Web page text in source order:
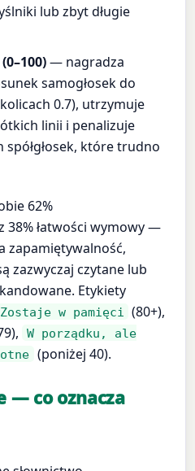
lub zbyt długie
— nagradza
samogłosek do
0.7), utrzymuje
linii i penalizuje
spółgłosek, które trudno
62%
38% łatwości wymowy —
zapamiętywalność,
zazwyczaj czytane lub
Etykiety
Zostaje w pamięci (80+),
W porządku, ale
(poniżej 40).
— co oznacza